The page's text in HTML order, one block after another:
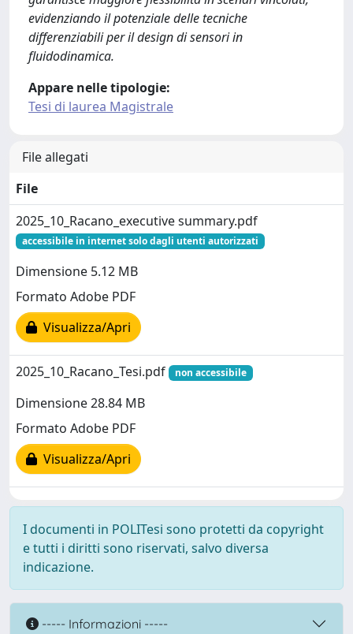
evidenziando il potenziale delle tecniche
differenziabili per il design di sensori in
fluidodinamica.
Appare nelle tipologie:
Tesi di laurea Magistrale
File allegati
File
2025_10_Racano_executive summary.pdf
accessibile in internet solo dagli utenti autorizzati
Dimensione 5.12 MB
Formato Adobe PDF
Visualizza/Apri
2025_10_Racano_Tesi.pdf non accessibile
Dimensione 28.84 MB
Formato Adobe PDF
Visualizza/Apri
I documenti in POLITesi sono protetti da copyright
e tutti i diritti sono riservati, salvo diversa
indicazione.
----- Informazioni -----